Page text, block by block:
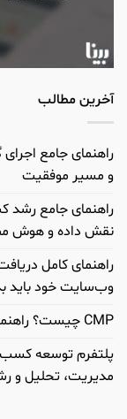
آخرین مطالب
راهنمای جامع
و مسیر موفقیت
راهنمای جامع رشد
نقش داده و هوش
وب‌سایت خود باید
CMP چیست؟ راهنمای جامع Customer Management Platform
پلتفرم توسعه
مدیریت، تحلیل و